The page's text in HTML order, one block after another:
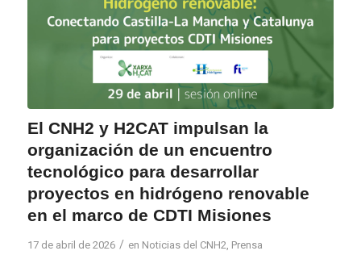
El CNH2 y H2CAT impulsan la
organización de un encuentro
tecnológico para desarrollar
proyectos en hidrógeno renovable
en el marco de CDTI Misiones
17 de abril de 2026 / en Noticias del CNH2 Prensa